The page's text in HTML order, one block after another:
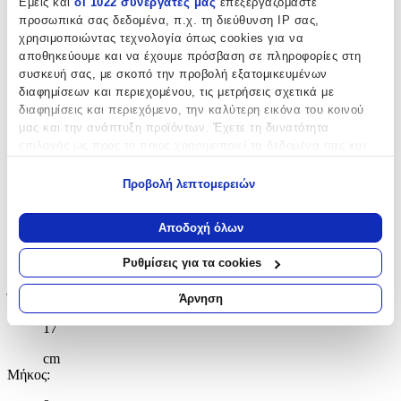
προσωπικά σας δεδομένα, π.χ. τη διεύθυνση IP σας,
χρησιμοποιώντας τεχνολογία όπως cookies για να
αποθηκεύουμε και να έχουμε πρόσβαση σε πληροφορίες στη
συσκευή σας, με σκοπό την προβολή εξατομικευμένων
διαφημίσεων και περιεχομένου, τις μετρήσεις σχετικά με
διαφημίσεις και περιεχόμενο, την καλύτερη εικόνα του κοινού
μας και την ανάπτυξη προϊόντων. Έχετε τη δυνατότητα
Να συλλέξουμε πληροφορίες σχετικά με τη γεωγραφική
σας τοποθεσία, οι οποίες μπορεί να είναι ακριβείς σε
απόσταση μερικών μέτρων
Να αναγνωρίσουμε τη συσκευή σας σαρώνοντας ενεργά
για συγκεκριμένα χαρακτηριστικά (δακτυλικό αποτύπωμα)
Μάθετε περισσότερα σχετικά με τον τρόπο επεξεργασίας των
προσωπικών σας δεδομένων και καθορίστε τις προτιμήσεις σας
ανακαλέσετε τη συγκατάθεσή σας ανά πάσα στιγμή από τη
Δήλωση Cookies.
Προβολή λεπτομερειών
Αποδοχή όλων
Ρυθμίσεις για τα cookies
Άρνηση
Βιδωτή
Κατασκευαστής:
InnovaGoods
Υλικό:
Πλαστικό
Χρώμα:
Πλάτος
9
cm
17
cm
Μήκος: